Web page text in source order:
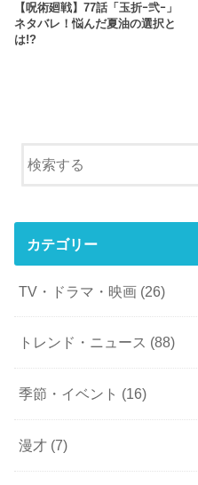
【呪術廻戦】77話「玉折ｰ弐ｰ」
ネタバレ！悩んだ夏油の選択と
は!?
カテゴリー
TV・ドラマ・映画 (26)
トレンド・ニュース (88)
季節・イベント (16)
漫才 (7)